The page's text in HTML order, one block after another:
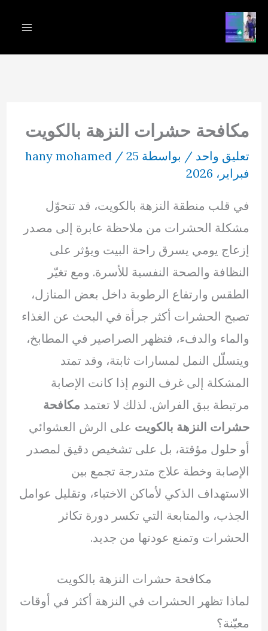
تخطي
إلى
المحتوى
مكافحة حشرات النزهة بالكويت
تعليق واحد / بواسطة hany mohamed /25
فبراير، 2026
في قلب منطقة النزهة بالكويت، قد تتحوّل
مشكلة الحشرات من ملاحظة عابرة إلى مصدر
إزعاج يومي يسرق راحة البيت ويؤثر على
النظافة والصحة النفسية للأسرة. ومع تغيّر
الطقس وارتفاع الرطوبة داخل بعض المنازل،
تصبح الحشرات أكثر جرأة في البحث عن الغذاء
والماء والدفء، فتظهر الصراصير في المطابخ،
ويتسلّل النمل لمسارات ثابتة، وقد تمتد
المشكلة إلى غرف النوم إذا كانت الإصابة
مرتبطة ببق الفراش. لذلك لا تعتمد مكافحة
حشرات النزهة بالكويت على الرش العشوائي
أو حلول مؤقتة، بل على تشخيص دقيق لمصدر
الإصابة وخطة علاج متدرجة تجمع بين
الاستهداف الذكي لأماكن الاختباء، وتقليل عوامل
الجذب، والمتابعة التي تكسر دورة تكاثر
الحشرات وتمنع عودتها من جديد.
مكافحة حشرات النزهة بالكويت
لماذا تظهر الحشرات في النزهة أكثر في أوقات
معيّنة؟